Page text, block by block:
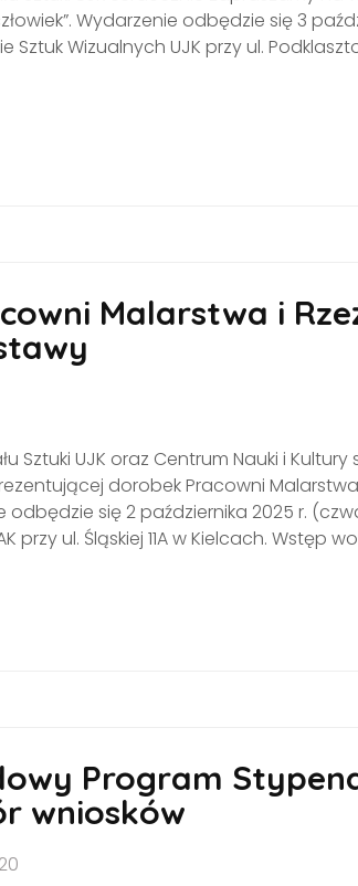
Wydarzenie odbędzie się 3
Sztuk Wizualnych UJK przy ul.
Malarstwa i
Sztuki UJK oraz Centrum Nauki i
dorobek Pracowni
odbędzie się 2 października 2025 r.
przy ul. Śląskiej 11A w Kielcach. Wstęp
Program
wniosków